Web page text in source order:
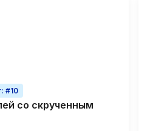
: #10
со скрученным